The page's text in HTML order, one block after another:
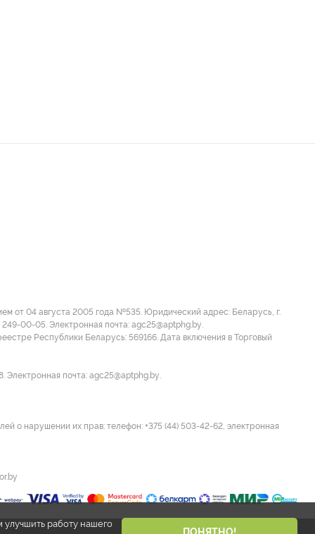
от 04 августа 2005 года №535. Юридический адрес: Беларусь, г.
00-05. Электронная почта: agc25@aptphg.by.
Республики Беларусь: 569166. Дата включения в Торговый
Электронная почта: agc25@aptphg.by.
о нарушении их прав: телефон: +375 (44) 503-42-62, электронная
работу нашего